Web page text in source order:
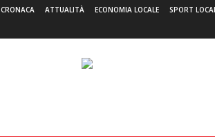
CRONACA ATTUALITÀ ECONOMIA LOCALE SPORT